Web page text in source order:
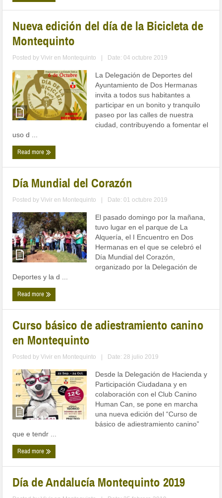
Nueva edición del día de la Bicicleta de
Montequinto
Posted byVivir en Montequinto Date: 04 octubre 2019
La Delegación de Deportes del
Ayuntamiento de Dos Hermanas
invita a todos sus habitantes a
participar en un bonito y tranquilo
paseo por las calles de nuestra
ciudad, contribuyendo a fomentar el
uso d ...
Read more
Día Mundial del Corazón
Posted byVivir en Montequinto Date: 01 octubre 2019
El pasado domingo por la mañana,
tuvo lugar en el parque de La
Alquería, el I Encuentro en Dos
Hermanas en el que se celebró el
Día Mundial del Corazón,
organizado por la Delegación de
Deportes y la d ...
Read more
Curso básico de adiestramiento canino
en Montequinto
Posted byVivir en Montequinto Date: 28 julio 2019
Desde la Delegación de Hacienda y
Participación Ciudadana y en
colaboración con el Club Canino
Human Can, se pone en marcha
una nueva edición del “Curso de
básico de adiestramiento canino”
que e tendr ...
Read more
Día de Andalucía Montequinto 2019